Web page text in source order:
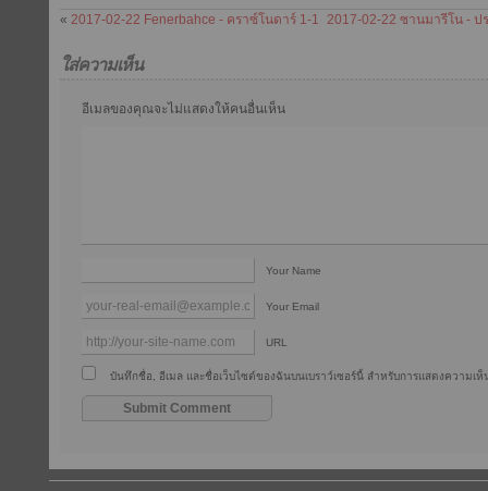
« 2017-02-22 Fenerbahce - คราซ์โนดาร์ 1-1 2017-02-22 ซานมารีโน - ป
ใส่ความเห็น
อีเมลของคุณจะไม่แสดงให้คนอื่นเห็น
Your Name
Your Email
URL
บันทึกชื่อ, อีเมล และชื่อเว็บไซต์ของฉันบนเบราว์เซอร์นี้ สำหรับการแสดงความเห็